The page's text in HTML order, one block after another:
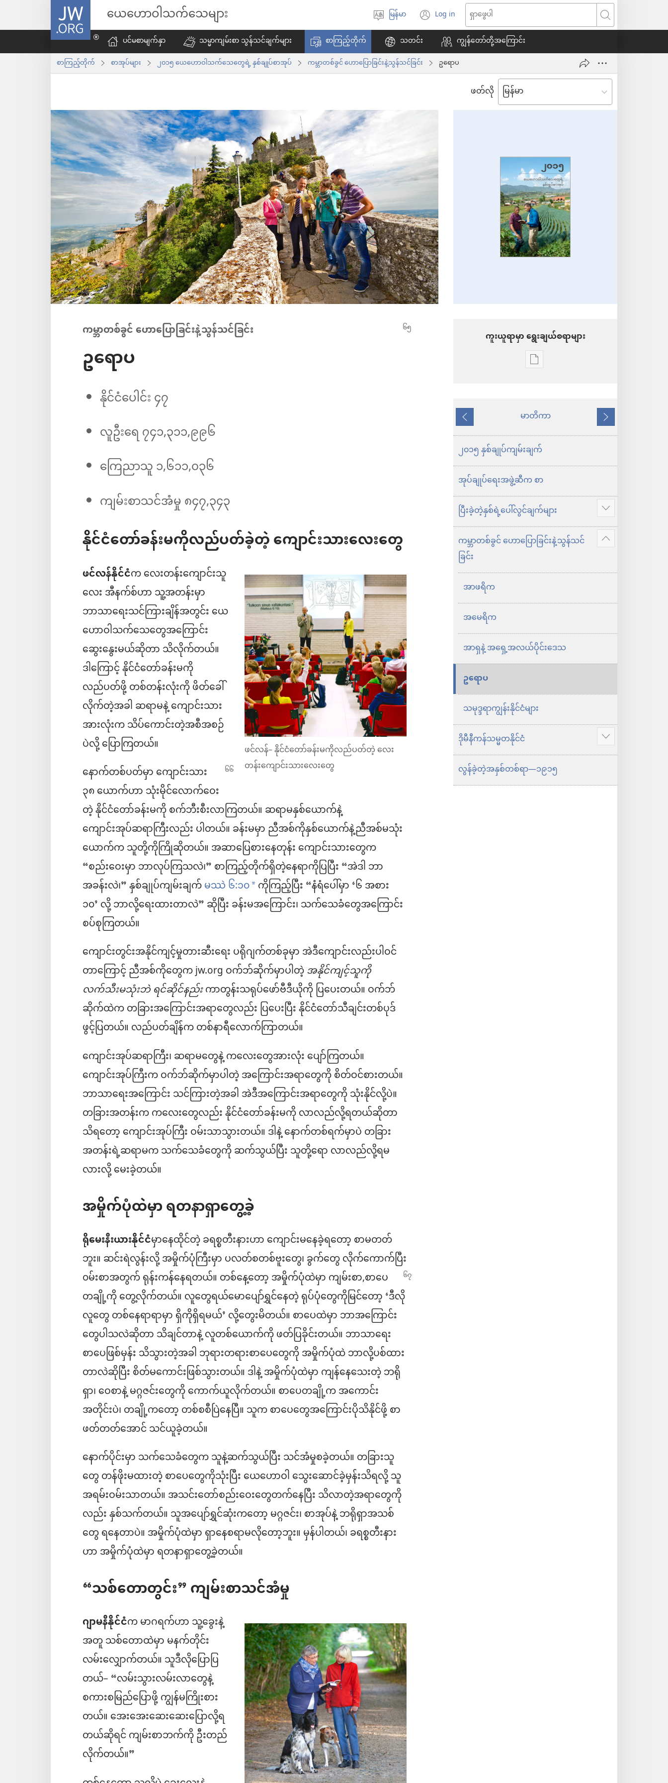
JW.ORG ယေဟောဝါသက်သေများ
ဘာသာစကား
ရွေးချယ်
ပါ
မြန်မာ Log in
(window
အသစ်
ဖွ
င့်
နေ
ရှာဖွေ
ပါ
ပင်မစာမျက်နှာ သမ္မာကျမ်းစာ သွန်သင်ချက်များ စာကြည့်တိုက် သတင်း ကျွန်တော်တို့အကြောင်း
စာကြည့်တိုက် စာအုပ်များ ၂၀၁၅ ယေဟောဝါသက်သေတွေရဲ့ နှစ်ချုပ်စာအုပ် ကမ္ဘာတစ်ခွင် ဟောပြောခြင်းနဲ့သွန်သင်ခြင်း ဥရောပ
ဖတ်လို
ကမ္ဘာတစ်ခွင် ဟောပြောခြင်းနဲ့သွန်သင်ခြင်း
ဥရောပ
နိုင်ငံပေါင်း ၄၇
လူဦးရေ ၇၄၁,၃၁၁,၉၉၆
ကြေညာသူ ၁,၆၁၁,၀၃၆
ကျမ်းစာသင်အံမှု ၈၄၇,၃၄၃
နိုင်ငံတော်ခန်းမကိုလည်ပတ်ခဲ့တဲ့ ကျောင်းသားလေးတွေ
ဖင်လန်– နိုင်ငံတော်ခန်းမကိုလည်ပတ်တဲ့ လေး
တန်းကျောင်းသားလေးတွေ
ဖင်လန်နိုင်ငံက လေးတန်းကျောင်းသူ
လေး အီနက်စ်ဟာ သူ့အတန်းမှာ
ဘာသာရေးသင်ကြားချိန်အတွင်း ယေ
ဟောဝါသက်သေတွေအကြောင်း
ဆွေးနွေးမယ်ဆိုတာ သိလိုက်တယ်။
ဒါကြောင့် နိုင်ငံတော်ခန်းမကို
လည်ပတ်ဖို့ တစ်တန်းလုံးကို ဖိတ်ခေါ်
လိုက်တဲ့အခါ ဆရာမနဲ့ ကျောင်းသား
အားလုံးက သိပ်ကောင်းတဲ့အစီအစဉ်
ပဲလို့ ပြောကြတယ်။
နောက်တစ်ပတ်မှာ ကျောင်းသား
၃၈ ယောက်ဟာ သုံးမိုင်လောက်ဝေး
တဲ့ နိုင်ငံတော်ခန်းမကို စက်ဘီးစီးလာကြတယ်။ ဆရာမနှစ်ယောက်နဲ့
ကျောင်းအုပ်ဆရာကြီးလည်း ပါတယ်။ ခန်းမမှာ ညီအစ်ကိုနှစ်ယောက်နဲ့ညီအစ်မသုံး
ယောက်က သူတို့ကိုကြိုဆိုတယ်။ အဆာပြေစားနေတုန်း ကျောင်းသားတွေက
“စည်းဝေးမှာ ဘာလုပ်ကြသလဲ၊” စာကြည့်တိုက်ရှိတဲ့နေရာကိုပြပြီး “အဲဒါ ဘာ
အခန်းလဲ၊” နှစ်ချုပ်ကျမ်းချက်မဿဲ ၆:၁၀a ကိုကြည့်ပြီး “နံရံပေါ်မှာ ‘၆ အစား
၁၀’ လို့ ဘာလို့ရေးထားတာလဲ” ဆိုပြီး ခန်းမအကြောင်း၊ သက်သေခံတွေအကြောင်း
စပ်စုကြတယ်။
ကျောင်းတွင်းအနိုင်ကျင့်မှုတားဆီးရေး ပရိုဂျက်တစ်ခုမှာ အဲဒီကျောင်းလည်းပါဝင်
တာကြောင့် ညီအစ်ကိုတွေက jw.org ဝက်ဘ်ဆိုက်မှာပါတဲ့အနိုင်ကျင့်သူကို
လက်သီးမသုံးဘဲ ရင်ဆိုင်နည်းကာတွန်းသရုပ်ဖော်ဗီဒီယိုကို ပြပေးတယ်။ ဝက်ဘ်
ဆိုက်ထဲက တခြားအကြောင်းအရာတွေလည်း ပြပေးပြီး နိုင်ငံတော်သီချင်းတစ်ပုဒ်
ဖွင့်ပြတယ်။ လည်ပတ်ချိန်က တစ်နာရီလောက်ကြာတယ်။
ကျောင်းအုပ်ဆရာကြီး၊ ဆရာမတွေနဲ့ ကလေးတွေအားလုံး ပျော်ကြတယ်။
ကျောင်းအုပ်ကြီးက ဝက်ဘ်ဆိုက်မှာပါတဲ့ အကြောင်းအရာတွေကို စိတ်ဝင်စားတယ်။
ဘာသာရေးအကြောင်း သင်ကြားတဲ့အခါ အဲဒီအကြောင်းအရာတွေကို သုံးနိုင်လို့ပဲ။
တခြားအတန်းက ကလေးတွေလည်း နိုင်ငံတော်ခန်းမကို လာလည်လို့ရတယ်ဆိုတာ
သိရတော့ ကျောင်းအုပ်ကြီး ဝမ်းသာသွားတယ်။ ဒါနဲ့ နောက်တစ်ရက်မှာပဲ တခြား
အတန်းရဲ့ဆရာမက သက်သေခံတွေကို ဆက်သွယ်ပြီး သူတို့ရော လာလည်လို့ရမ
လားလို့ မေးခဲ့တယ်။
အမှိုက်ပုံထဲမှာ ရတနာရှာတွေ့ခဲ့
ရိုမေးနီးယားနိုင်ငံမှာနေထိုင်တဲ့ ခရစ္စတီးနားဟာ ကျောင်းမနေခဲ့ရတော့ စာမတတ်
ဘူး။ ဆင်းရဲလွန်းလို့ အမှိုက်ပုံကြီးမှာ ပလတ်စတစ်ဗူးတွေ၊ ခွက်တွေ လိုက်ကောက်ပြီး
၀မ်းစာအတွက် ရုန်းကန်နေရတယ်။ တစ်နေ့တော့အမှိုက်ပုံထဲမှာ ကျမ်းစာ,စာပေ
တချို့ကို တွေ့လိုက်တယ်။ လူတွေရယ်မောပျော်ရွှင်နေတဲ့ ရုပ်ပုံတွေကိုမြင်တော့ ‘ဒီလို
လူတွေ တစ်နေရာရာမှာ ရှိကိုရှိရမယ်’ လို့တွေးမိတယ်။ စာပေထဲမှာ ဘာအကြောင်း
တွေပါသလဲဆိုတာ သိချင်တာနဲ့ လူတစ်ယောက်ကို ဖတ်ပြခိုင်းတယ်။ ဘာသာရေး
စာပေဖြစ်မှန်း သိသွားတဲ့အခါ ဘုရားတရားစာပေတွေကို အမှိုက်ပုံထဲ ဘာလို့ပစ်ထား
တာလဲဆိုပြီး စိတ်မကောင်းဖြစ်သွားတယ်။ ဒါနဲ့ အမှိုက်ပုံထဲမှာ ကျန်နေသေးတဲ့ဘရို
ရှာ၊ ဝေစာနဲ့ မဂ္ဂဇင်းတွေကို ကောက်ယူလိုက်တယ်။ စာပေတချို့က အကောင်း
အတိုင်းပဲ၊ တချို့ကတော့ တစ်စစီပြဲနေပြီ။ သူက စာပေတွေအကြောင်းပိုသိနိုင်ဖို့ စာ
ဖတ်တတ်အောင် သင်ယူခဲ့တယ်။
နောက်ပိုင်းမှာ သက်သေခံတွေက သူနဲ့ဆက်သွယ်ပြီး သင်အံမှုစခဲ့တယ်။ တခြားသူ
တွေ တန်ဖိုးမထားတဲ့ စာပေတွေကိုသုံးပြီး ယေဟောဝါ သွေးဆောင်ခဲ့မှန်းသိရလို့ သူ
အရမ်းဝမ်းသာတယ်။ အသင်းတော်စည်းဝေးတွေတက်နေပြီး သိလာတဲ့အရာတွေကို
လည်း နှစ်သက်တယ်။ သူအပျော်ရွှင်ဆုံးကတော့ မဂ္ဂဇင်း၊ စာအုပ်နဲ့ ဘရိုရှာအသစ်
တွေ ရနေတာပဲ။ အမှိုက်ပုံထဲမှာ ရှာနေစရာမလိုတော့ဘူး။ မှန်ပါတယ်၊ ခရစ္စတီးနား
ဟာ အမှိုက်ပုံထဲမှာ ရတနာရှာတွေ့ခဲ့တယ်။
“သစ်တောတွင်း” ကျမ်းစာသင်အံမှု
ဂျာမနီနိုင်ငံက မာဂရက်ဟာ သူ့ခွေးနဲ့
အတူ သစ်တောထဲမှာ မနက်တိုင်း
လမ်းလျှောက်တယ်။ သူဒီလိုပြောပြ
တယ်– “လမ်းသွားလမ်းလာတွေနဲ့
စကားစမြည်ပြောဖို့ ကျွန်မကြိုးစား
တယ်။ အေးအေးဆေးဆေးပြောလို့ရ
တယ်ဆိုရင် ကျမ်းစာဘက်ကို ဦးတည်
လိုက်တယ်။”
ကူးယူရာမှာ ရွေးချယ်စရာများ
စာပေ
ရာ
ရွေးချယ်
စရာ
များ
၂၀၁၅
ယေ
ဟော
ဝါ
တွေ
နှစ်ချုပ်
နောက်သို့ မာတိကာ
ရှေ့
သို့
၂၀၁၅ နှစ်ချုပ်ကျမ်းချက်
အုပ်ချုပ်ရေးအဖွဲ့ဆီက စာ
ပြီးခဲ့တဲ့နှစ်ရဲ့ပေါ်လွင်ချက်များ
ပို
ပြ
ပါ
ကမ္ဘာတစ်ခွင် ဟောပြောခြင်းနဲ့သွန်သင်
ခြင်း
ပို
ပါ
အာဖရိက
အမေရိက
အာရှနဲ့ အရှေ့အလယ်ပိုင်းဒေသ
ဥရောပ
သမုဒ္ဒရာကျွန်းနိုင်ငံများ
ဒိုမီနီကန်သမ္မတနိုင်ငံ
ပို
ပြ
လွန်ခဲ့တဲ့အနှစ်တစ်ရာ​—၁၉၁၅